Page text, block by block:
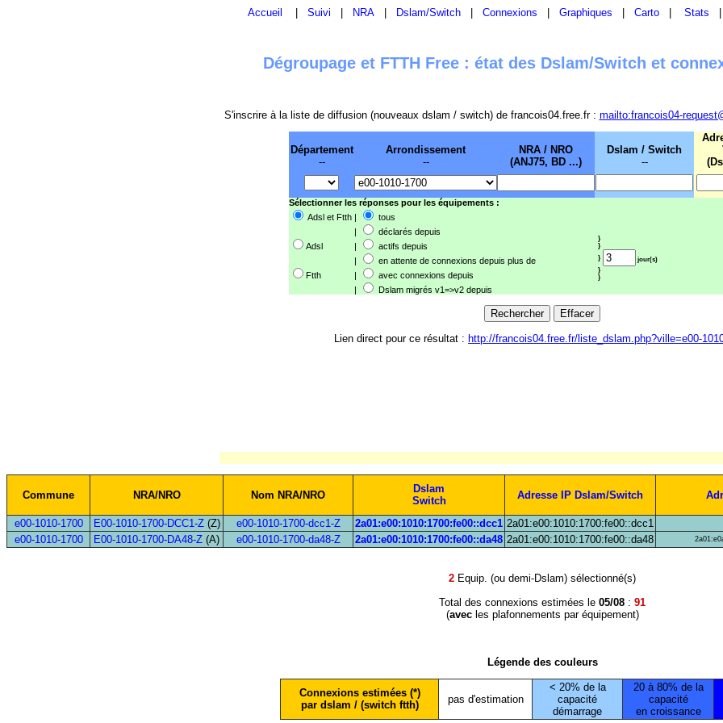
Accueil Suivi NRA Dslam/Switch Connexions Graphiques Carto Stats
Dégroupage et FTTH Free : état des Dslam/Switch et
S'inscrire à la liste de diffusion (nouveaux dslam / switch) de francois04.free.fr : mailto:francois04-
Département
--
Arrondissement
--
NRA / NRO
(ANJ75, BD ...)
Dslam / Switch
--
Sélectionner les réponses pour les équipements :
Adsl et Ftth |
tous
|
déclarés depuis
}
}
}
jour(s)
}
}
Adsl |
actifs depuis
|
en attente de connexions depuis plus de
Ftth
|
avec connexions depuis
|
Dslam migrés v1=>v2 depuis
Lien direct pour ce résultat : http://francois04.free.fr/liste_dslam.php?ville=e00-
Commune NRA/NRO Nom NRA/NRO
Dslam
Switch
Adresse IP Dslam/Switch
e00-1010-1700
E00-1010-1700-DCC1-Z(Z) e00-1010-1700-dcc1-Z 2a01:e00:1010:1700:fe00::dcc1 2a01:e00:1010:1700:fe00::dcc1
e00-1010-1700 E00-1010-1700-DA48-Z (A) e00-1010-1700-da48-Z 2a01:e00:1010:1700:fe00::da48 2a01:e00:1010:1700:fe00::da48
2 Equip. (ou demi-Dslam) sélectionné(s)
Total des connexions estimées le 05/08 : 91
(avecles plafonnements par équipement)
Légende des couleurs
Connexions estimées (*)
par dslam / (switch ftth)
pas d'estimation
< 20% de la
capacité
démarrage
20 à 80% de la
capacité
en croissance